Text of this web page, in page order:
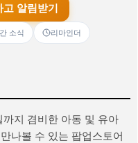
고 알림받기
소식 리마인더
지 겸비한 아동 및 유아
나볼 수 있는 팝업스토어